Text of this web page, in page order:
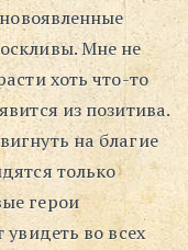
Мне не
хоть что-то
из позитива.
на благие
только
герои
увидеть во всех